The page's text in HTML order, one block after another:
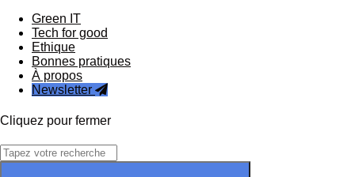
Green IT
Tech for good
Ethique
Bonnes pratiques
À propos
Newsletter
Cliquez pour fermer